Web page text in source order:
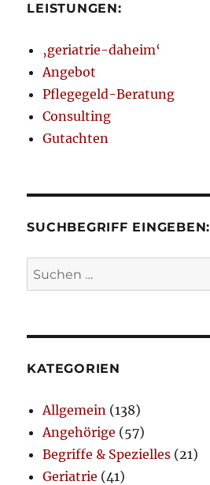
LEISTUNGEN:
‚geriatrie-daheim‘
Angebot
Pflegegeld-Beratung
Consulting
Gutachten
SUCHBEGRIFF EINGEBEN:
Suchen
nach:
KATEGORIEN
Allgemein (138)
Angehörige (57)
Begriffe & Spezielles (21)
Geriatrie (41)